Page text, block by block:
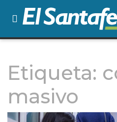
Etiqueta:
masivo